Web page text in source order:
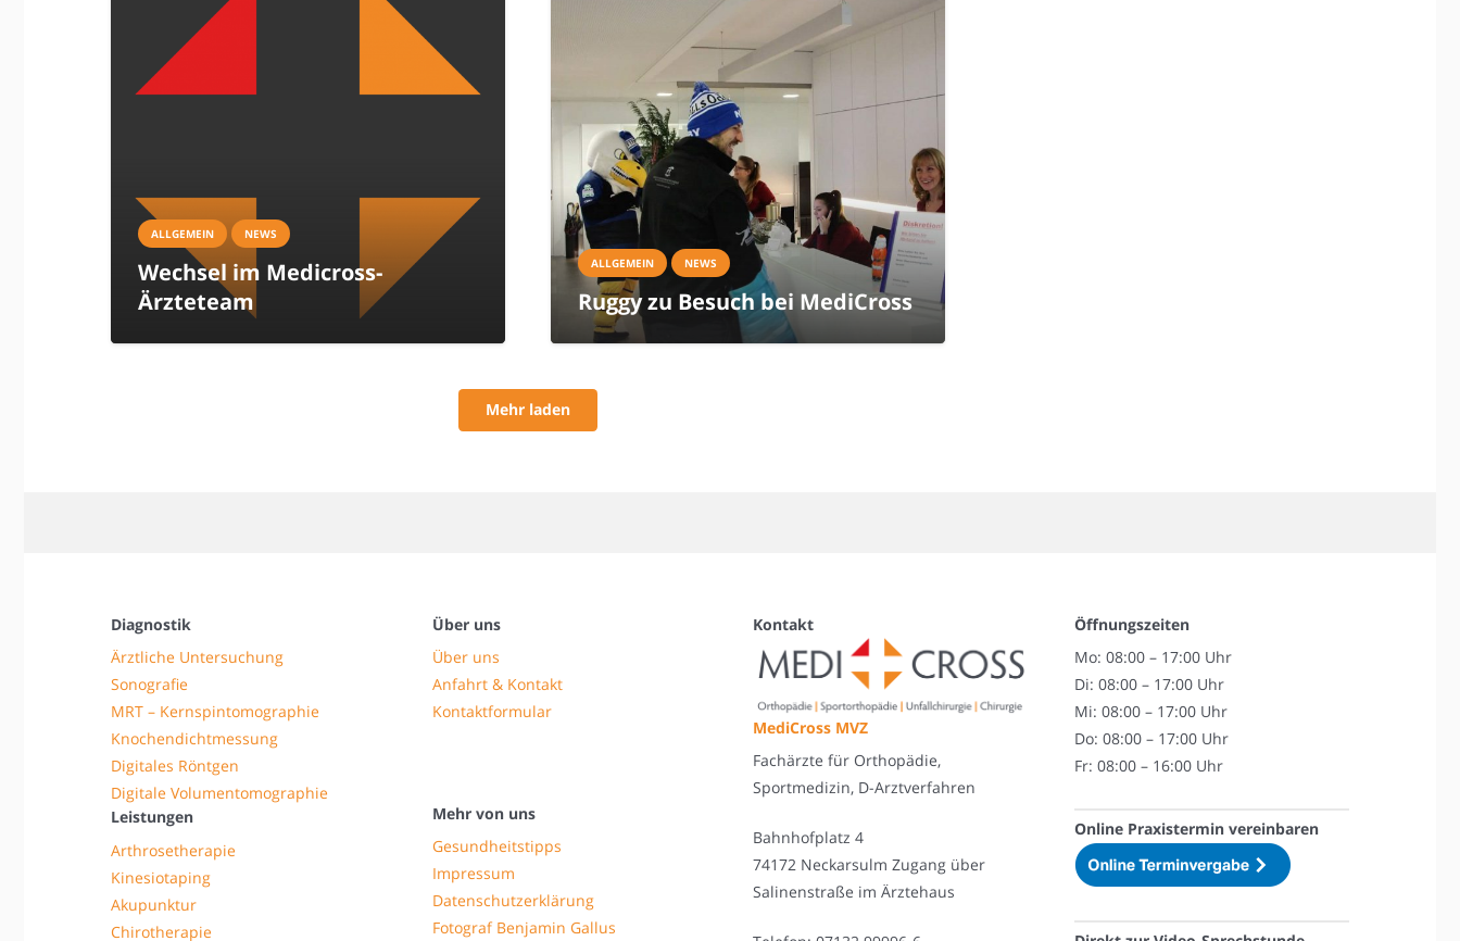
ALLGEMEIN NEWS
Wechsel im Medicross-
Ärzteteam
ALLGEMEIN NEWS
Ruggy zu Besuch bei MediCross
Mehr laden
Diagnostik
Ärztliche Untersuchung
Sonografie
MRT – Kernspintomographie
Knochendichtmessung
Digitales Röntgen
Digitale Volumentomographie
Leistungen
Arthrosetherapie
Kinesiotaping
Akupunktur
Chirotherapie
Über uns
Über uns
Anfahrt & Kontakt
Kontaktformular
Mehr von uns
Gesundheitstipps
Impressum
Datenschutzerklärung
Fotograf Benjamin Gallus
Kontakt
MediCross MVZ
Fachärzte für Orthopädie,
Sportmedizin, D-Arztverfahren
Bahnhofplatz 4
74172 Neckarsulm Zugang über
Salinenstraße im Ärztehaus
Öffnungszeiten
Mo: 08:00 – 17:00 Uhr
Di: 08:00 – 17:00 Uhr
Mi: 08:00 – 17:00 Uhr
Do: 08:00 – 17:00 Uhr
Fr: 08:00 – 16:00 Uhr
Online Praxistermin vereinbaren